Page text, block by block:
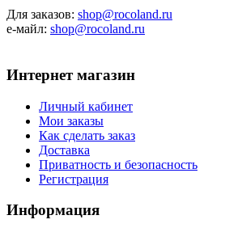
Для заказов: shop@rocoland.ru
е-майл: shop@rocoland.ru
Интернет магазин
Личный кабинет
Мои заказы
Как сделать заказ
Доставка
Приватность и безопасность
Регистрация
Информация